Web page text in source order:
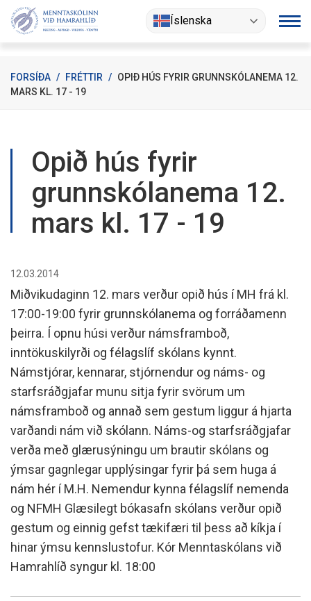
Fara
Íslenska
FORSÍÐA / FRÉTTIR / OPIÐ HÚS FYRIR GRUNNSKÓLANEMA 12.
MARS KL. 17 - 19
Opið hús fyrir
grunnskólanema 12.
mars kl. 17 - 19
12.03.2014
Miðvikudaginn 12. mars verður opið hús í MH frá kl.
17:00-19:00 fyrir grunnskólanema og forráðamenn
þeirra. Í opnu húsi verður námsframboð,
inntökuskilyrði og félagslíf skólans kynnt.
Námstjórar, kennarar, stjórnendur og náms- og
starfsráðgjafar munu sitja fyrir svörum um
námsframboð og annað sem gestum liggur á hjarta
varðandi nám við skólann. Náms-og starfsráðgjafar
verða með glærusýningu um brautir skólans og
ýmsar gagnlegar upplýsingar fyrir þá sem huga á
nám hér í M.H. Nemendur kynna félagslíf nemenda
og NFMH Glæsilegt bókasafn skólans verður opið
gestum og einnig gefst tækifæri til þess að kíkja í
hinar ýmsu kennslustofur. Kór Menntaskólans við
Hamrahlíð syngur kl. 18:00